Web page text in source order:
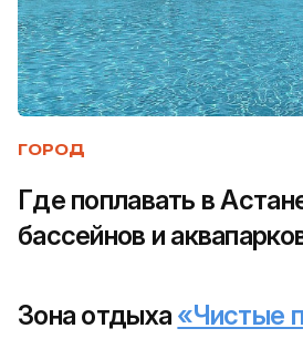
ГОРОД
Где поплавать в
бассейнов и
Зона отдыха «Чистые